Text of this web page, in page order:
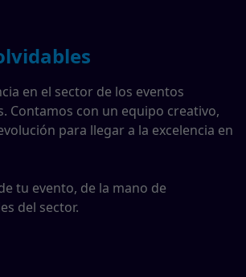
en el sector de los eventos
Contamos con un equipo creativo,
para llegar a la excelencia en
tu evento, de la mano de
del sector.